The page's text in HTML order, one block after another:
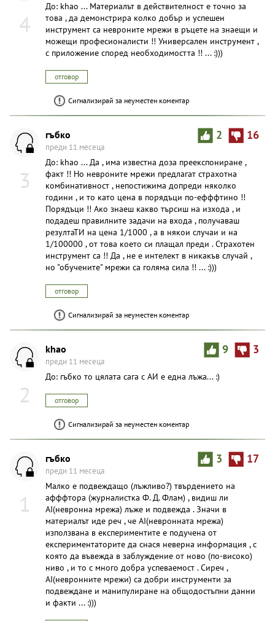
4
До: khao ... Материалът в действителност е точно за
това , да демонстрира колко добър и успешен
инструмент са невроните мрежи в ръцете на знаещи и
можещи професионалисти !! Универсален инструмент ,
с приложение според необходимостта !! ... :)))
отговор
Сигнализирай за неуместен коментар
3
2 16
гъбко
преди 11 месеца
До: khao ... Да , има известна доза преекспониране ,
факт !! Но невроните мрежи предлагат страхотна
комбинативност , непостижима допреди няколко
години , и то като цена в порядъци по-ефффтино !!
Порядъци !! Ако знаеш какво търсиш на изхода , и
подадеш правилните задачи на входа , получаваш
резултаТИ на цена 1/1000 , а в някои случаи и на
1/100000 , от това което си плащал преди . Страхотен
инструмент са !! Да , не е интелект в никакъв случай ,
но "обучените" мрежи са голяма сила !! ... :)))
отговор
Сигнализирай за неуместен коментар
2
9 3
khao
преди 11 месеца
До: гъбко то цялата сага с АИ е една лъжа... :)
отговор
Сигнализирай за неуместен коментар
1
3 17
гъбко
преди 11 месеца
Малко е подвеждащо (лъжливо?) твърдението на
афффтора (журналистка Ф. Д. Флам) , видиш ли
AI(невронна мрежа) лъже и подвежда . Значи в
материалът иде реч , че AI(невронната мрежа)
използвана в експериментите е подучена от
експериментаторите да снася неверна информация , с
която да въвежда в заблуждение от ново (по-високо)
ниво , и то с много добра успеваемост . Сиреч ,
AI(невронните мрежи) са добри инструменти за
подвеждане и манипулиране на общодостъпни данни
и факти ... :)))